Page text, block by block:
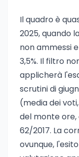
Il quadro è
2025, quando
non ammessi
3,5%. Il filtro
applicherà
scrutini di
(media dei
del monte ore,
62/2017. La
ovunque,